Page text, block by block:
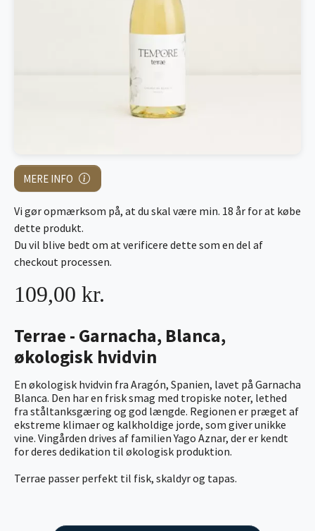
MERE INFO
Terrae - Garnacha, Blanca,
økologisk hvidvin
En økologisk hvidvin fra Aragón, Spanien, lavet på Garnacha
Blanca. Den har en frisk smag med tropiske noter, lethed
fra ståltanksgæring og god længde. Regionen er præget af
ekstreme klimaer og kalkholdige jorde, som giver unikke
vine. Vingården drives af familien Yago Aznar, der er kendt
for deres dedikation til økologisk produktion.
Terrae passer perfekt til fisk, skaldyr og tapas.
109,00 kr.
Vi gør opmærksom på, at du skal være min. 18 år for at købe
dette produkt.
Du vil blive bedt om at verificere dette som en del af
checkout processen.